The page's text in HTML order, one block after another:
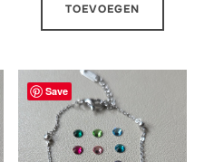
TOEVOEGEN
Save